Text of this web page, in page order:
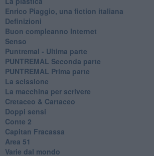
​Enrico Piaggio, una fiction italiana
Definizioni
​Buon compleanno Internet
Senso
Puntremal - Ultima parte
PUNTREMAL Seconda parte
​PUNTREMAL Prima parte
La scissione
La macchina per scrivere
Cretaceo & Cartaceo
Doppi sensi
​Conte 2
​Capitan Fracassa
​Area 51
Varie dal mondo